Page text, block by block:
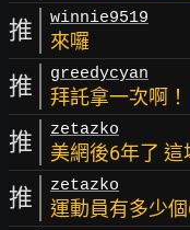
推 winnie9519
來囉
推 greedycyan
拜託拿一次啊！
推 zetazko
美網後6年了
推 zetazko
運動員有多少